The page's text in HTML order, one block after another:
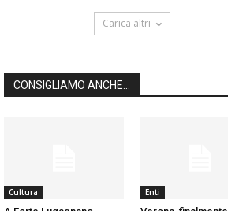
Carica altri
CONSIGLIAMO ANCHE...
Cultura Enti